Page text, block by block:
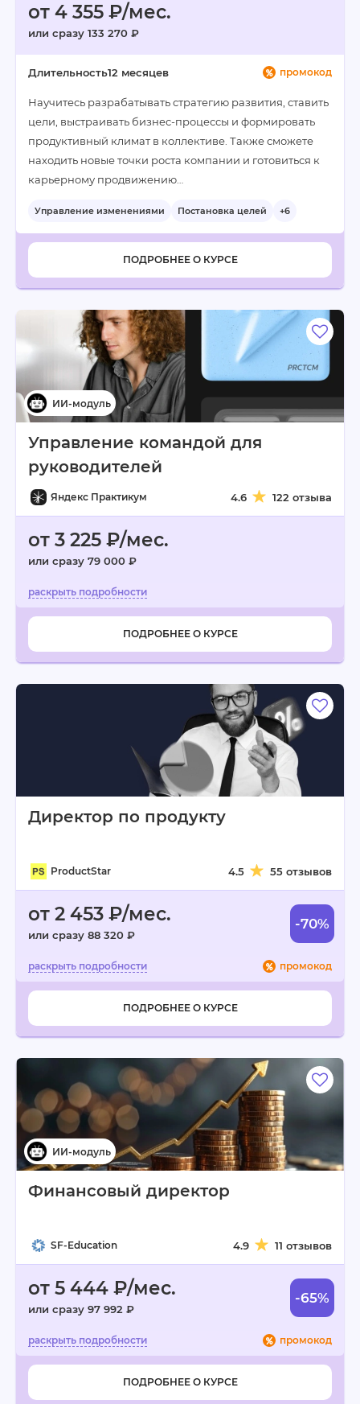
от 4 355 ₽/мес.
или сразу 133 270 ₽
промокод
Длительность12 месяцев
Научитесь разрабатывать стратегию развития, ставить
цели, выстраивать бизнес-процессы и формировать
продуктивный климат в коллективе. Также сможете
находить новые точки роста компании и готовиться к
карьерному продвижению…
Управление изменениями Постановка целей +6
ПОДРОБНЕЕ О КУРСЕ
Управление командой для
руководителей
Яндекс Практикум 4.6 122 отзыва
от 3 225 ₽/мес.
или сразу 79 000 ₽
ПОДРОБНЕЕ О КУРСЕ
Директор по продукту
ProductStar 4.5 55 отзывов
от 2 453 ₽/мес.
или сразу 88 320 ₽
-70%
промокод
ПОДРОБНЕЕ О КУРСЕ
Финансовый директор
SF-Education 4.9 11 отзывов
от 5 444 ₽/мес.
или сразу 97 992 ₽
-65%
промокод
ПОДРОБНЕЕ О КУРСЕ